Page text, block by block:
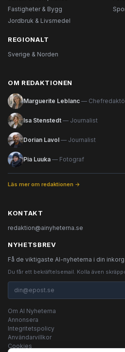
Fastigheter & Bygg
Jordbruk & Livsmedel
REGIONALT
Sverige & Norden
OM REDAKTIONEN
Marguerite Leblanc —
Isa Stenstedt — Journalist
Dorian Lavol — Journalist
Pia Luuka — Fotograf
Läs mer om redaktionen →
KONTAKT
redaktion@ainyheterna.se
NYHETSBREV
Få de viktigaste AI-nyheterna i din
Du får ett bekräftelsemail. Kolla även
Om AI Nyheterna
Annonsera
Integritetspolicy
Användarvillkor
Cookies